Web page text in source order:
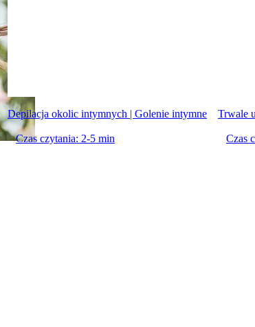
Depilacja okolic intymnych | Golenie intymne
Czas czytania: 2-5 min
Trwale
Czas